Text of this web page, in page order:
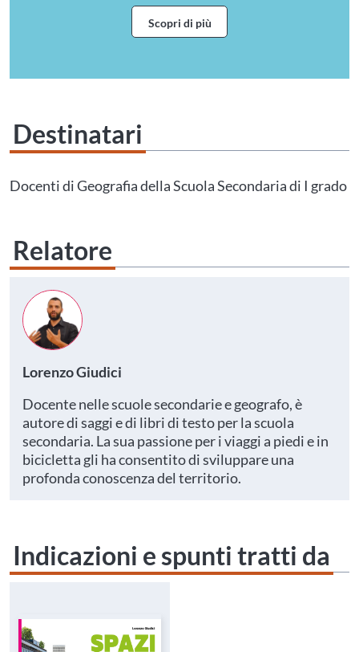
Scopri di più
Destinatari
tuo profilo personale
Prima di procedere all'iscrizione aggiorna le tue scuole in
Area Personale
Docenti di Geografia della Scuola Secondaria di I grado
Relatore
Lorenzo Giudici
Docente nelle scuole secondarie e geografo, è
autore di saggi e di libri di testo per la scuola
secondaria. La sua passione per i viaggi a piedi e in
bicicletta gli ha consentito di sviluppare una
profonda conoscenza del territorio.
Indicazioni e spunti tratti da